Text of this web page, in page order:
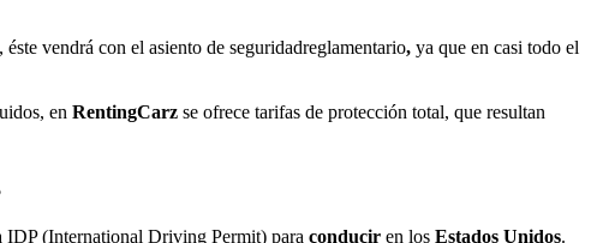
, éste vendrá con el asiento de seguridadreglamentario, ya que en casi todo el
en RentingCarz se ofrece tarifas de protección total, que resultan
IDP (International Driving Permit) para conducir en los Estados Unidos.